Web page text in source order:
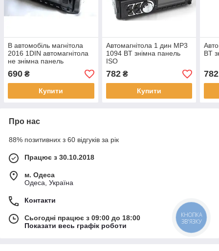
В автомобіль магнітола
2016 1DIN автомагнітола
не знімна панель
690 ₴
Купити
Автомагнітола 1 дин MP3
1094 BT знімна панель
ISO
782₴
Купити
BT
782
Про нас
88% позитивних з 60 відгуків за рік
Працює з 30.10.2018
м. Одеса
Одеса, Україна
Контакти
Сьогодні працює з 09:00 до 18:00
Показати весь графік роботи
КНОПКА
ЗВ'ЯЗКУ